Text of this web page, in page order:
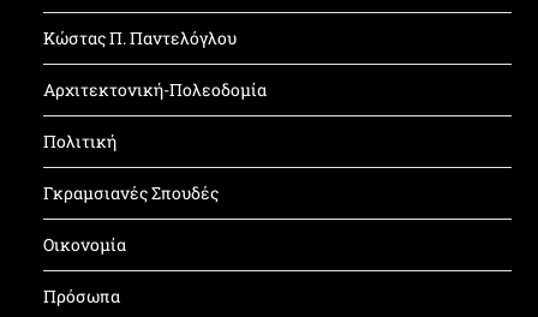
Κώστας Π. Παντελόγλου
Αρχιτεκτονική-Πολεοδομία
Πολιτική
Γκραμσιανές Σπουδές
Οικονομία
Πρόσωπα